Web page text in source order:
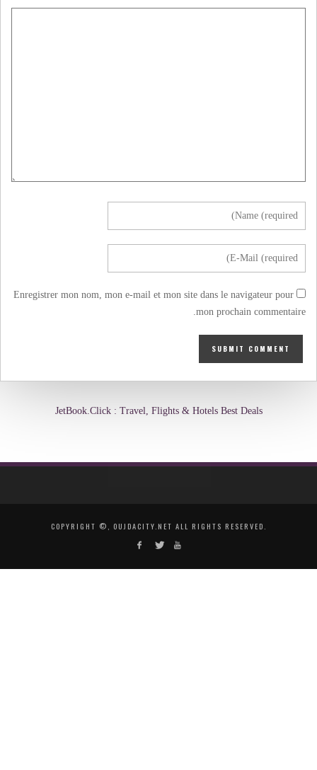
Enregistrer mon nom, mon e-mail et mon site dans le navigateur pour
mon prochain commentaire.
JetBook.Click : Travel, Flights & Hotels Best Deals
COPYRIGHT ©, OUJDACITY.NET ALL RIGHTS RESERVED.